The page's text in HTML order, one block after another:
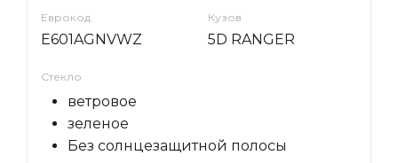
Еврокод
E601AGNVWZ
Кузов
5D RANGER
Стекло
ветровое
зеленое
Без солнцезащитной полосы